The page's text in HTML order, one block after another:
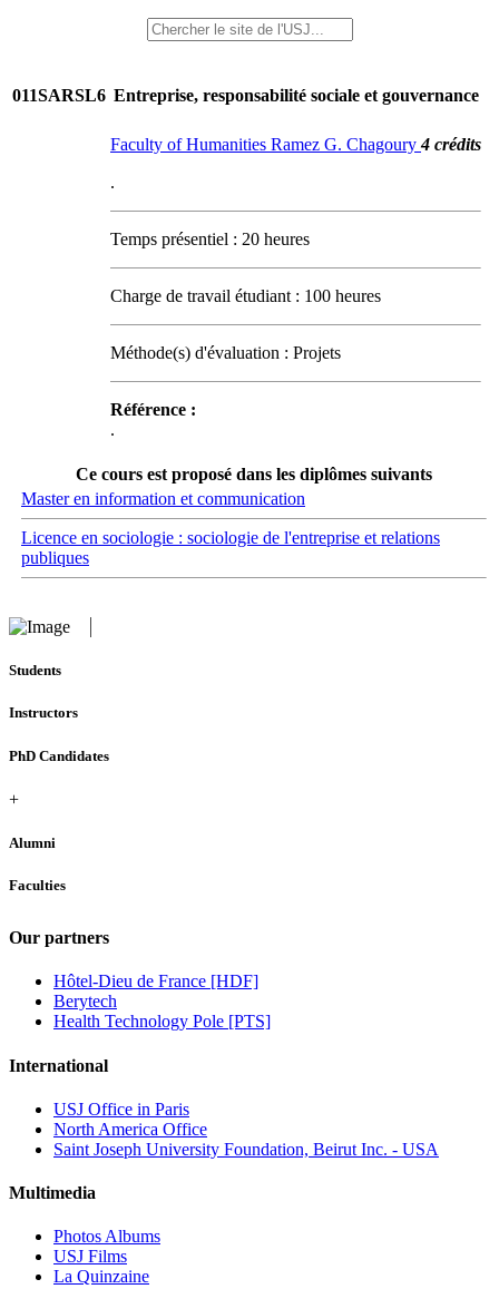
011SARSL6 Entreprise, responsabilité sociale et gouvernance
Faculty of Humanities Ramez G. Chagoury4 crédits
.
Temps présentiel : 20 heures
Charge de travail étudiant : 100 heures
Méthode(s) d'évaluation : Projets
Référence :
.
Ce cours est proposé dans les diplômes suivants
Master en information et communication
Licence en sociologie : sociologie de l'entreprise et relations
publiques
Students
Instructors
PhD Candidates
+
Alumni
Faculties
Our partners
Hôtel-Dieu de France [HDF]
Berytech
Health Technology Pole [PTS]
International
USJ Office in Paris
North America Office
Saint Joseph University Foundation, Beirut Inc. - USA
Multimedia
Photos Albums
USJ Films
La Quinzaine